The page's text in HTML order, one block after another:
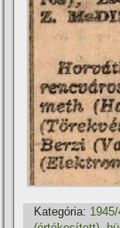
Kategória: